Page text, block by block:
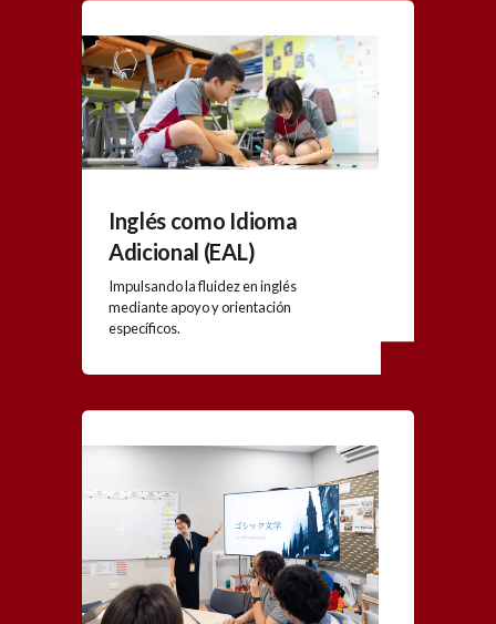
Inglés como Idioma
Adicional (EAL)
Impulsando la fluidez en inglés
mediante apoyo y orientación
específicos.